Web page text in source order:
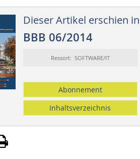
Dieser Artikel erschien in
BBB 06/2014
Ressort: SOFTWARE/IT
Abonnement
Inhaltsverzeichnis